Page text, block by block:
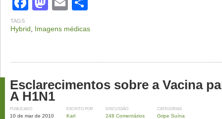
TAGS
Hybrid , Imagens médicas
Esclarecimentos sobre a Vacina
A H1N1
PUBLICADO
10 de mar de 2010
ESCRITO POR
Karl
DISCUSSÃO
248 Comentários
CATEGORIAS
Gripe Suína